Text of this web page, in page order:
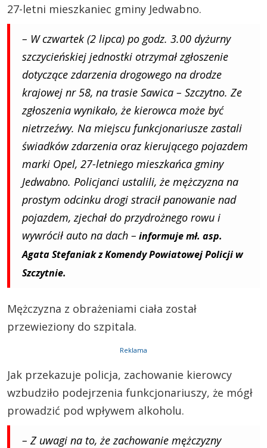
27-letni mieszkaniec gminy Jedwabno.
– W czwartek (2 lipca) po godz. 3.00 dyżurny
szczycieńskiej jednostki otrzymał zgłoszenie
dotyczące zdarzenia drogowego na drodze
krajowej nr 58, na trasie Sawica – Szczytno. Ze
zgłoszenia wynikało, że kierowca może być
nietrzeźwy. Na miejscu funkcjonariusze zastali
świadków zdarzenia oraz kierującego pojazdem
marki Opel, 27-letniego mieszkańca gminy
Jedwabno. Policjanci ustalili, że mężczyzna na
prostym odcinku drogi stracił panowanie nad
pojazdem, zjechał do przydrożnego rowu i
wywrócił auto na dach – informuje mł. asp.
Agata Stefaniak z Komendy Powiatowej Policji w
Szczytnie.
Mężczyzna z obrażeniami ciała został
przewieziony do szpitala.
Reklama
Jak przekazuje policja, zachowanie kierowcy
wzbudziło podejrzenia funkcjonariuszy, że mógł
prowadzić pod wpływem alkoholu.
– Z uwagi na to, że zachowanie mężczyzny